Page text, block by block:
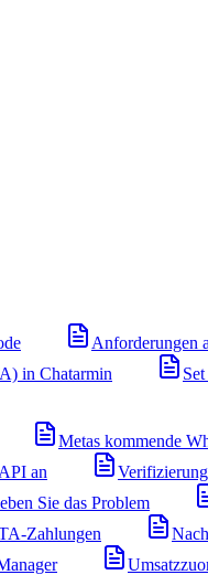
Anforderungen
in Chatarmin
Metas kommende
an
Sie das Problem
Zahlungen